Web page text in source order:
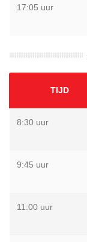
17:05 uur
TIJD
8:30 uur
9:45 uur
11:00 uur